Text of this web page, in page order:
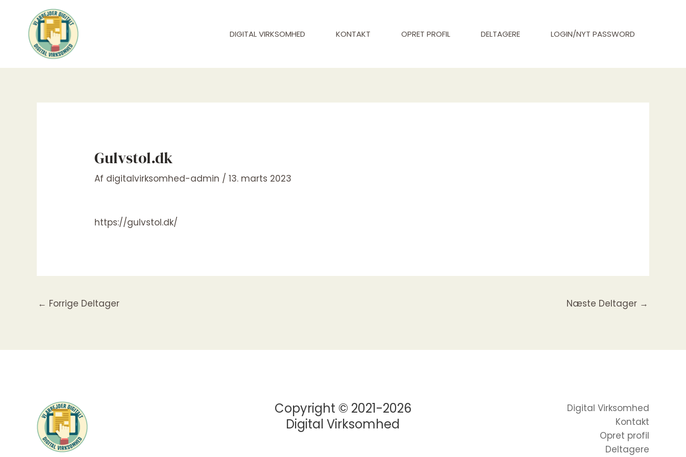
indholdet
DIGITAL VIRKSOMHED KONTAKT OPRET PROFIL DELTAGERE LOGIN/NYT PASSWORD
Gulvstol.dk
Af digitalvirksomhed-admin /13. marts 2023
https://gulvstol.dk/
← Forrige Deltager Næste Deltager →
Copyright © 2021-2026
Digital Virksomhed
Digital Virksomhed
Kontakt
Opret profil
Deltagere